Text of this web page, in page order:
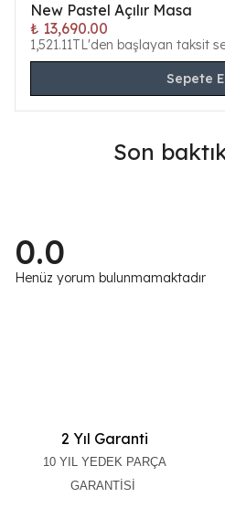
New Pastel Açılır Masa
₺ 13,690.00
1,521.11TL'den başlayan taksit
Sepete
Son
0.0
Henüz yorum bulunmamaktadır
2 Yıl Garanti
10 YIL YEDEK PARÇA
GARANTİSİ